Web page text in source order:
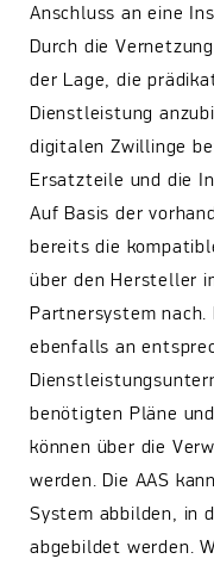
Anschluss an eine
Durch die
der Lage, die
Dienstleistung
digitalen Zwillinge
Ersatzteile und die
Auf Basis der
bereits die
über den Hersteller
Partnersystem
ebenfalls an
benötigten Pläne
können über die
werden. Die AAS
System abbilden, in
abgebildet werden.